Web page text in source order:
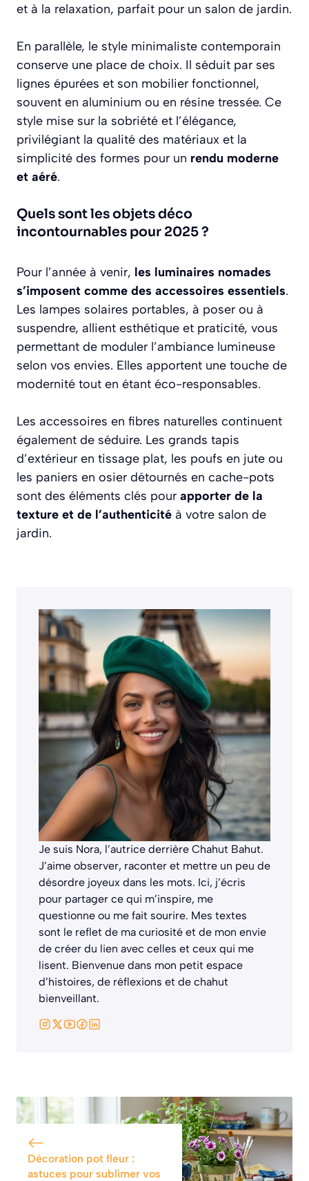
et à la relaxation, parfait pour un salon de jardin.
En parallèle, le style minimaliste contemporain
conserve une place de choix. Il séduit par ses
lignes épurées et son mobilier fonctionnel,
souvent en aluminium ou en résine tressée. Ce
style mise sur la sobriété et l’élégance,
privilégiant la qualité des matériaux et la
simplicité des formes pour un rendu moderne
et aéré.
Quels sont les objets déco
incontournables pour 2025 ?
Pour l’année à venir, les luminaires nomades
s’imposent comme des accessoires essentiels.
Les lampes solaires portables, à poser ou à
suspendre, allient esthétique et praticité, vous
permettant de moduler l’ambiance lumineuse
selon vos envies. Elles apportent une touche de
modernité tout en étant éco-responsables.
Les accessoires en fibres naturelles continuent
également de séduire. Les grands tapis
d’extérieur en tissage plat, les poufs en jute ou
les paniers en osier détournés en cache-pots
sont des éléments clés pour apporter de la
texture et de l’authenticité à votre salon de
jardin.
Je suis Nora, l’autrice derrière Chahut Bahut.
J’aime observer, raconter et mettre un peu de
désordre joyeux dans les mots. Ici, j’écris
pour partager ce qui m’inspire, me
questionne ou me fait sourire. Mes textes
sont le reflet de ma curiosité et de mon envie
de créer du lien avec celles et ceux qui me
lisent. Bienvenue dans mon petit espace
d’histoires, de réflexions et de chahut
bienveillant.
Décoration pot fleur :
astuces pour sublimer vos